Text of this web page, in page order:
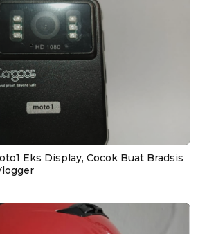
Eks Display, Cocok Buat Bradsis